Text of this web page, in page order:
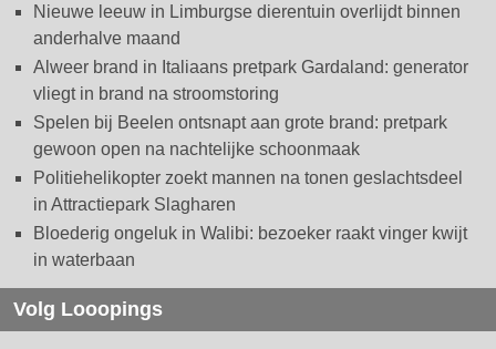
Nieuwe leeuw in Limburgse dierentuin overlijdt binnen
anderhalve maand
Alweer brand in Italiaans pretpark Gardaland: generator
vliegt in brand na stroomstoring
Spelen bij Beelen ontsnapt aan grote brand: pretpark
gewoon open na nachtelijke schoonmaak
Politiehelikopter zoekt mannen na tonen geslachtsdeel
in Attractiepark Slagharen
Bloederig ongeluk in Walibi: bezoeker raakt vinger kwijt
in waterbaan
Volg Looopings